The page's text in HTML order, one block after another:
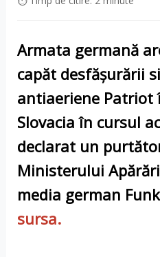
Armata germană
capăt desfăşurării
antiaeriene Patriot
Slovacia în cursul
declarat un
Ministerului
media german
sursa.